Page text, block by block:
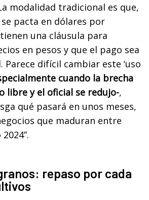
modalidad tradicional es que,
pacta en dólares por
una cláusula para
en pesos y que el pago sea
Parece difícil cambiar este ‘uso
cuando la brecha
libre y el oficial se redujo-,
qué pasará en unos meses,
que maduran entre
repaso por cada